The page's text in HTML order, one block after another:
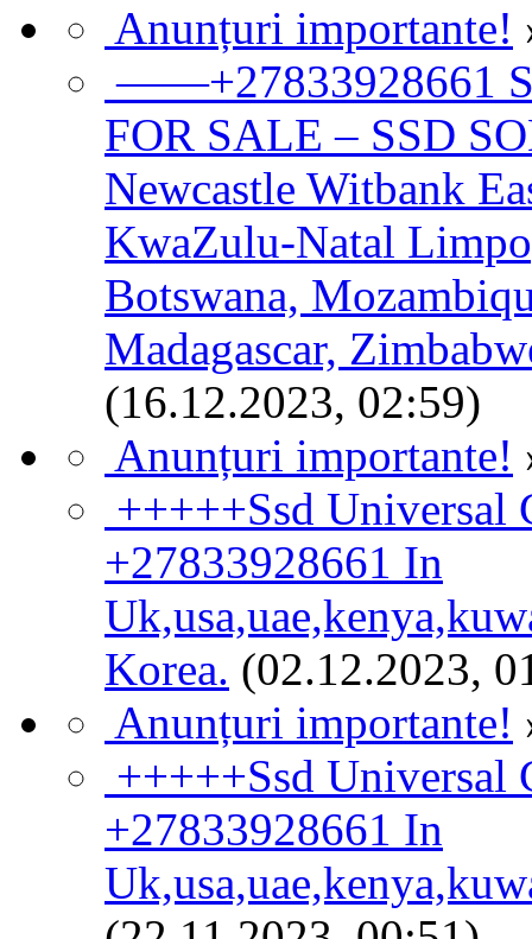
Anunțuri importante!
——+27833928661
FOR SALE – SSD
Newcastle Witbank
KwaZulu-Natal
Botswana,
Madagascar,
(16.12.2023, 02:59)
Anunțuri importante!
+++++Ssd Universal
+27833928661 In
Korea. (02.12.2023,
Anunțuri importante!
+++++Ssd Universal
+27833928661 In